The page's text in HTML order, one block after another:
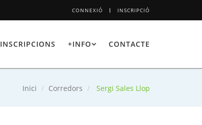
CONNEXIÓ INSCRIPCIÓ
INSCRIPCIONS +INFO CONTACTE
Inici Corredors Sergi Sales Llop